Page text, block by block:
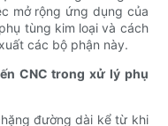
mở rộng ứng dụng của
tùng kim loại và cách
các bộ phận này.
CNC trong xử lý phụ
đường dài kể từ khi